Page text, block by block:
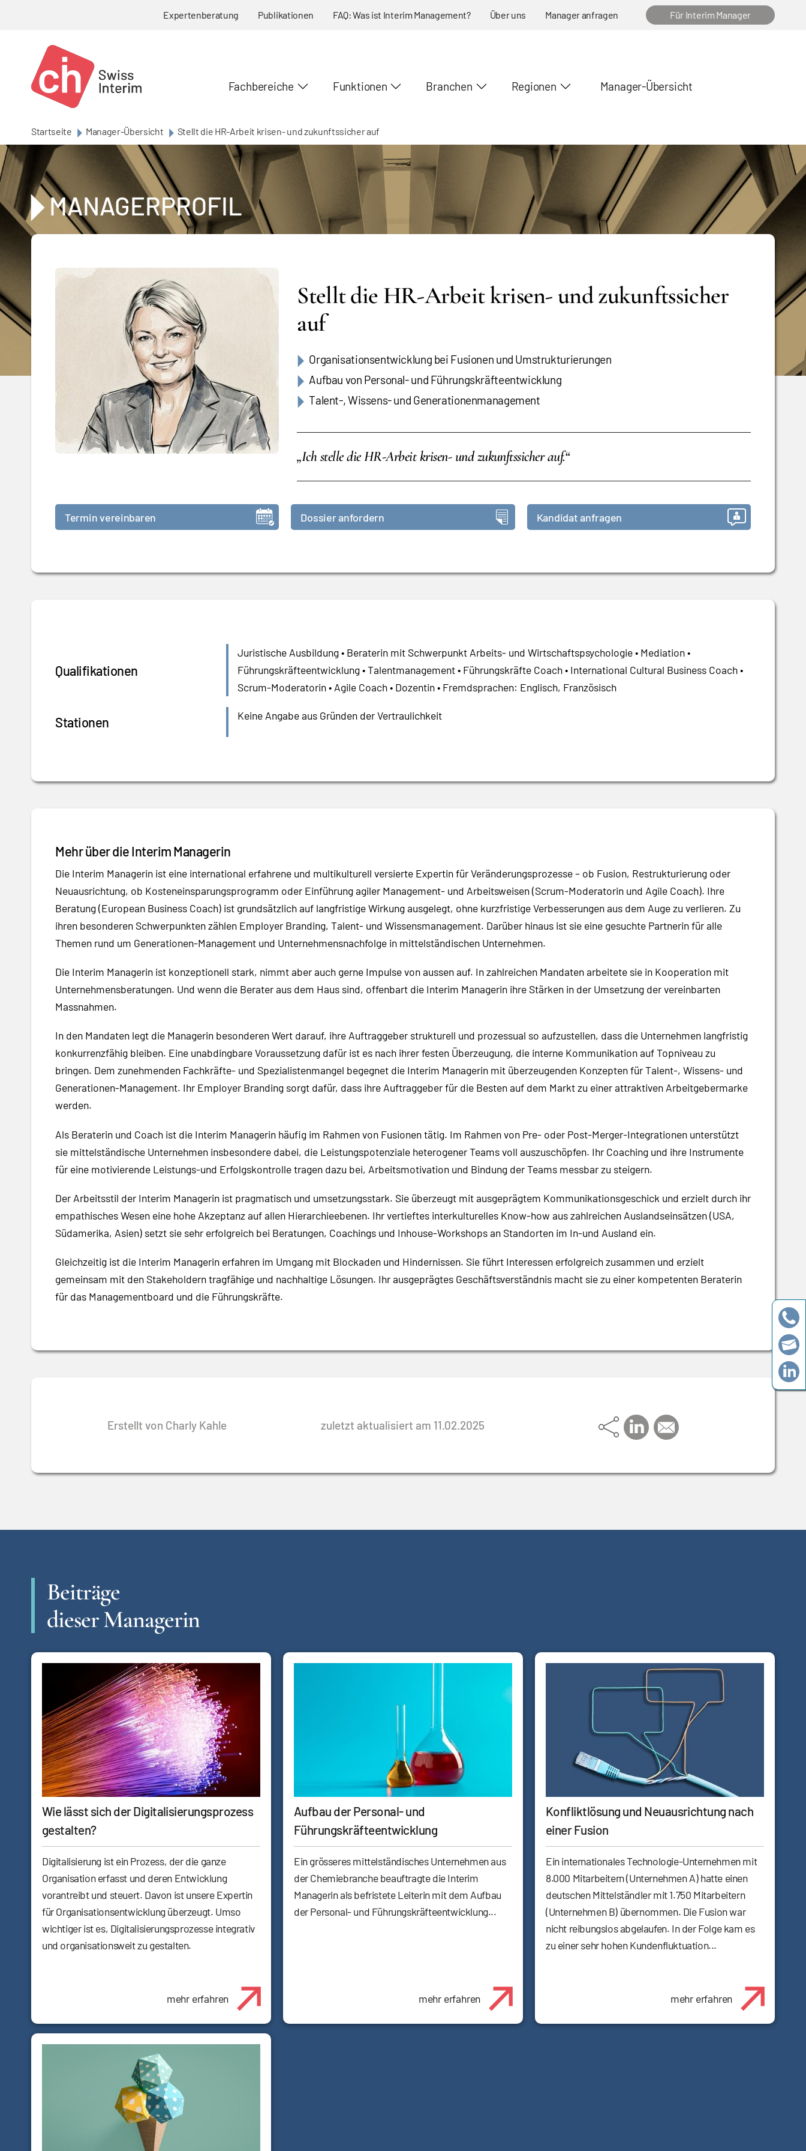
Expertenberatung Publikationen FAQ: Was ist Interim Management? Über uns Manager anfragen Für Interim Manager
Fachbereiche Funktionen Branchen Regionen Manager-Übersicht
Startseite Manager-Übersicht Stellt die HR-Arbeit krisen- und zukunftssicher auf
MANAGERPROFIL
Stellt die HR-Arbeit krisen- und zukunftssicher
auf
Organisationsentwicklung bei Fusionen und Umstrukturierungen
Aufbau von Personal- und Führungskräfteentwicklung
Talent-, Wissens- und Generationenmanagement
„Ich stelle die HR-Arbeit krisen- und zukunftssicher auf.“
Termin vereinbaren Dossier anfordern Kandidat anfragen
Qualifikationen
Juristische Ausbildung • Beraterin mit Schwerpunkt Arbeits- und Wirtschaftspsychologie • Mediation •
Führungskräfteentwicklung • Talentmanagement • Führungskräfte Coach • International Cultural Business Coach •
Scrum-Moderatorin • Agile Coach • Dozentin • Fremdsprachen: Englisch, Französisch
Stationen Keine Angabe aus Gründen der Vertraulichkeit
Mehr über die Interim Managerin
Die Interim Managerin ist eine international erfahrene und multikulturell versierte Expertin für Veränderungsprozesse – ob Fusion, Restrukturierung oder
Neuausrichtung, ob Kosteneinsparungsprogramm oder Einführung agiler Management- und Arbeitsweisen (Scrum-Moderatorin und Agile Coach). Ihre
Beratung (European Business Coach) ist grundsätzlich auf langfristige Wirkung ausgelegt, ohne kurzfristige Verbesserungen aus dem Auge zu verlieren. Zu
ihren besonderen Schwerpunkten zählen Employer Branding, Talent- und Wissensmanagement. Darüber hinaus ist sie eine gesuchte Partnerin für alle
Themen rund um Generationen-Management und Unternehmensnachfolge in mittelständischen Unternehmen.
Die Interim Managerin ist konzeptionell stark, nimmt aber auch gerne Impulse von aussen auf. In zahlreichen Mandaten arbeitete sie in Kooperation mit
Unternehmensberatungen. Und wenn die Berater aus dem Haus sind, offenbart die Interim Managerin ihre Stärken in der Umsetzung der vereinbarten
Massnahmen.
In den Mandaten legt die Managerin besonderen Wert darauf, ihre Auftraggeber strukturell und prozessual so aufzustellen, dass die Unternehmen langfristig
konkurrenzfähig bleiben. Eine unabdingbare Voraussetzung dafür ist es nach ihrer festen Überzeugung, die interne Kommunikation auf Topniveau zu
bringen. Dem zunehmenden Fachkräfte- und Spezialistenmangel begegnet die Interim Managerin mit überzeugenden Konzepten für Talent-, Wissens- und
Generationen-Management. Ihr Employer Branding sorgt dafür, dass ihre Auftraggeber für die Besten auf dem Markt zu einer attraktiven Arbeitgebermarke
werden.
Als Beraterin und Coach ist die Interim Managerin häufig im Rahmen von Fusionen tätig. Im Rahmen von Pre- oder Post-Merger-Integrationen unterstützt
sie mittelständische Unternehmen insbesondere dabei, die Leistungspotenziale heterogener Teams voll auszuschöpfen. Ihr Coaching und ihre Instrumente
für eine motivierende Leistungs-und Erfolgskontrolle tragen dazu bei, Arbeitsmotivation und Bindung der Teams messbar zu steigern.
Der Arbeitsstil der Interim Managerin ist pragmatisch und umsetzungsstark. Sie überzeugt mit ausgeprägtem Kommunikationsgeschick und erzielt durch ihr
empathisches Wesen eine hohe Akzeptanz auf allen Hierarchieebenen. Ihr vertieftes interkulturelles Know-how aus zahlreichen Auslandseinsätzen (USA,
Südamerika, Asien) setzt sie sehr erfolgreich bei Beratungen, Coachings und Inhouse-Workshops an Standorten im In-und Ausland ein.
Gleichzeitig ist die Interim Managerin erfahren im Umgang mit Blockaden und Hindernissen. Sie führt Interessen erfolgreich zusammen und erzielt
gemeinsam mit den Stakeholdern tragfähige und nachhaltige Lösungen. Ihr ausgeprägtes Geschäftsverständnis macht sie zu einer kompetenten Beraterin
für das Managementboard und die Führungskräfte.
Erstellt von Charly Kahle zuletzt aktualisiert am 11.02.2025
Beiträge
dieser Managerin
Wie lässt sich der Digitalisierungsprozess
gestalten?
Digitalisierung ist ein Prozess, der die ganze
Organisation erfasst und deren Entwicklung
vorantreibt und steuert. Davon ist unsere Expertin
für Organisationsentwicklung überzeugt. Umso
wichtiger ist es, Digitalisierungsprozesse integrativ
und organisationsweit zu gestalten.
mehr erfahren
Aufbau der Personal- und
Führungskräfteentwicklung
Ein grösseres mittelständisches Unternehmen aus
der Chemiebranche beauftragte die Interim
Managerin als befristete Leiterin mit dem Aufbau
der Personal- und Führungskräfteentwicklung...
mehr erfahren
Konfliktlösung und Neuausrichtung nach
einer Fusion
Ein internationales Technologie-Unternehmen mit
8.000 Mitarbeitern (Unternehmen A) hatte einen
deutschen Mittelständler mit 1.750 Mitarbeitern
(Unternehmen B) übernommen. Die Fusion war
nicht reibungslos abgelaufen. In der Folge kam es
zu einer sehr hohen Kundenfluktuation...
mehr erfahren